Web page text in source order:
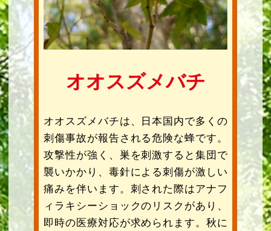
オオスズメバチ
オオスズメバチは、日本国内で多くの
刺傷事故が報告される危険な蜂です。
攻撃性が強く、巣を刺激すると集団で
襲いかかり、毒針による刺傷が激しい
痛みを伴います。刺された際はアナフ
ィラキシーショックのリスクがあり、
即時の医療対応が求められます。秋に